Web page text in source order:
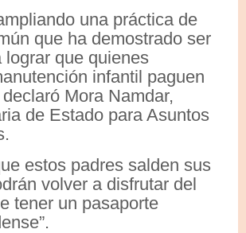
una práctica de
que ha demostrado ser
lograr que quienes
infantil paguen
Mora Namdar,
de Estado para Asuntos
estos padres salden sus
volver a disfrutar del
tener un pasaporte